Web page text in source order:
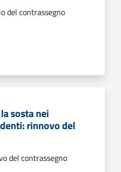
del contrassegno
sosta nei
rinnovo del
del contrassegno